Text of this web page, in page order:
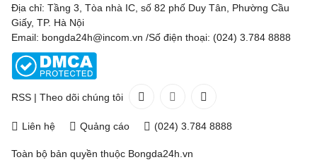
Địa chỉ: Tầng 3, Tòa nhà IC, số 82 phố Duy Tân, Phường Cầu
Giấy, TP. Hà Nội
Email: bongda24h@incom.vn /Số điện thoại: (024) 3.784 8888
RSS | Theo dõi chúng tôi
Liên hệ Quảng cáo (024) 3.784 8888
Toàn bộ bản quyền thuộc Bongda24h.vn